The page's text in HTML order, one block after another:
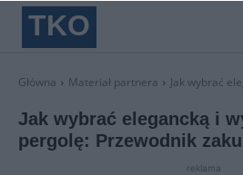
TKO
Główna Materiał partnera Jak wybrać
Jak wybrać elegancką i
pergolę: Przewodnik
reklama